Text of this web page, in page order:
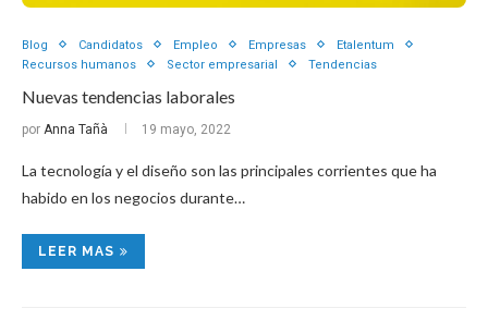
Blog Candidatos Empleo Empresas
Etalentum
Recursos humanos
Sector empresarial Tendencias
Nuevas tendencias laborales
por Anna Tañà 19 mayo, 2022
La tecnología y el diseño son las principales corrientes que ha
habido en los negocios durante…
LEER MAS